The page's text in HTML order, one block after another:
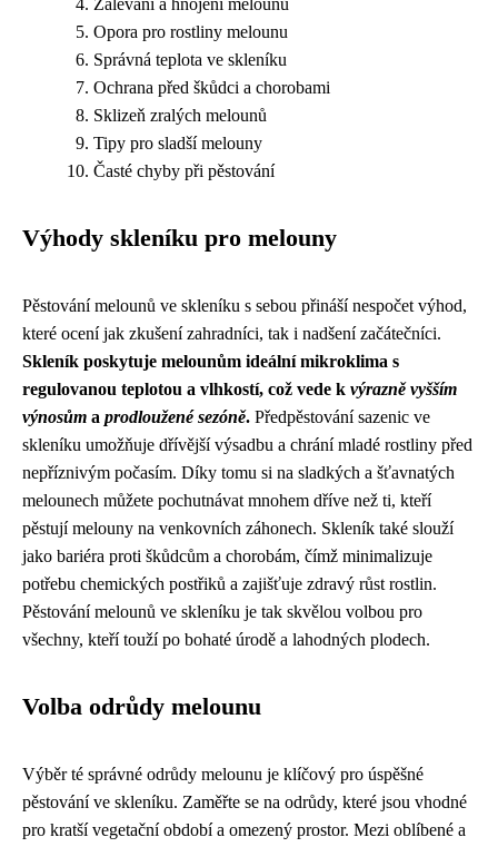
Zalévání a hnojení melounů
Opora pro rostliny melounu
Správná teplota ve skleníku
Ochrana před škůdci a chorobami
Sklizeň zralých melounů
Tipy pro sladší melouny
Časté chyby při pěstování
Výhody skleníku pro melouny
Pěstování melounů ve skleníku s sebou přináší nespočet výhod,
které ocení jak zkušení zahradníci, tak i nadšení začátečníci.
Skleník poskytuje melounům ideální mikroklima s
regulovanou teplotou a vlhkostí, což vede k výrazně vyšším
výnosům a prodloužené sezóně. Předpěstování sazenic ve
skleníku umožňuje dřívější výsadbu a chrání mladé rostliny před
nepříznivým počasím. Díky tomu si na sladkých a šťavnatých
melounech můžete pochutnávat mnohem dříve než ti, kteří
pěstují melouny na venkovních záhonech. Skleník také slouží
jako bariéra proti škůdcům a chorobám, čímž minimalizuje
potřebu chemických postřiků a zajišťuje zdravý růst rostlin.
Pěstování melounů ve skleníku je tak skvělou volbou pro
všechny, kteří touží po bohaté úrodě a lahodných plodech.
Volba odrůdy melounu
Výběr té správné odrůdy melounu je klíčový pro úspěšné
pěstování ve skleníku. Zaměřte se na odrůdy, které jsou vhodné
pro kratší vegetační období a omezený prostor. Mezi oblíbené a